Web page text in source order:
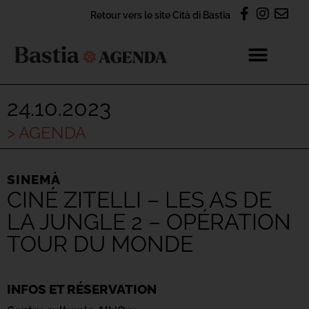
Retour vers le site Cità di Bastia
24.10.2023
> AGENDA
SINEMÀ
CINÉ ZITELLI – LES AS DE
LA JUNGLE 2 – OPÉRATION
TOUR DU MONDE
INFOS ET RÉSERVATION